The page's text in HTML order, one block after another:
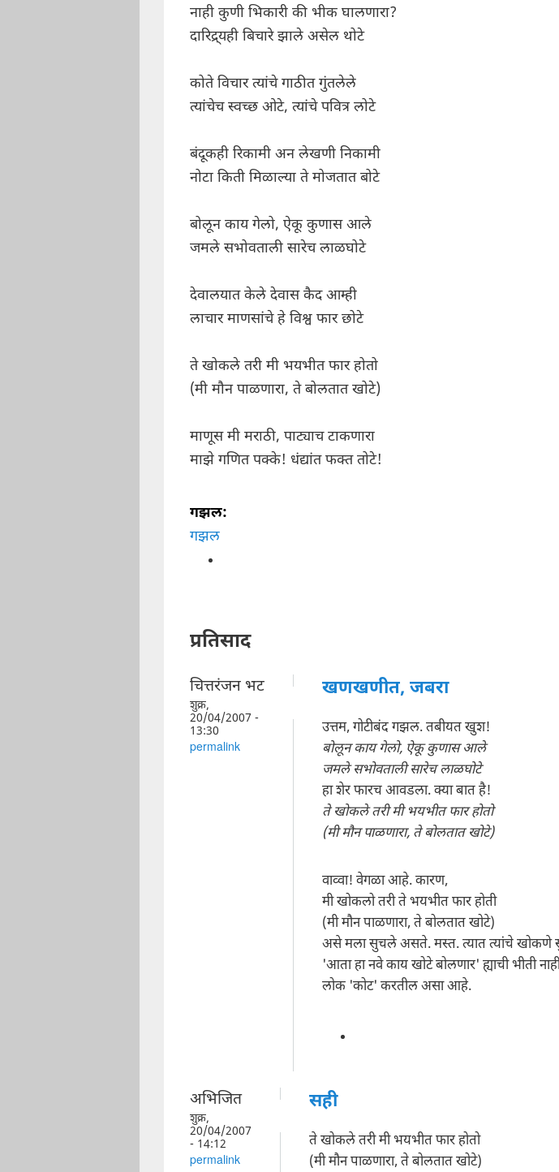
नाही कुणी भिकारी की भीक घालणारा?
दारिद्र्यही बिचारे झाले असेल थोटे
कोते विचार त्यांचे गाठीत गुंतलेले
त्यांचेच स्वच्छ ओटे, त्यांचे पवित्र लोटे
बंदूकही रिकामी अन लेखणी निकामी
नोटा किती मिळाल्या ते मोजतात बोटे
बोलून काय गेलो, ऐकू कुणास आले
जमले सभोवताली सारेच लाळघोटे
देवालयात केले देवास कैद आम्ही
लाचार माणसांचे हे विश्व फार छोटे
ते खोकले तरी मी भयभीत फार होतो
(मी मौन पाळणारा, ते बोलतात खोटे)
माणूस मी मराठी, पाट्याच टाकणारा
माझे गणित पक्के! धंद्यांत फक्त तोटे!
गझल:
गझल
प्रतिसाद
चित्तरंजन भट
शुक्र,
20/04/2007 -
13:30
permalink
खणखणीत, जबरा
उत्तम, गोटीबंद गझल. तबीयत खुश!
बोलून काय गेलो, ऐकू कुणास आले
जमले सभोवताली सारेच लाळघोटे
हा शेर फारच आवडला. क्या बात है!
ते खोकले तरी मी भयभीत फार होतो
(मी मौन पाळणारा, ते बोलतात खोटे)
वाव्वा! वेगळा आहे. कारण,
मी खोकलो तरी ते भयभीत फार होती
(मी मौन पाळणारा, ते बोलतात खोटे)
असे मला सुचले असते. मस्त. त्यात त्यांचे खोकणे
'आता हा नवे काय खोटे बोलणार' ह्याची भीती
लोक 'कोट' करतील असा आहे.
अभिजित
शुक्र,
20/04/2007
- 14:12
permalink
सही
ते खोकले तरी मी भयभीत फार होतो
(मी मौन पाळणारा, ते बोलतात खोटे)